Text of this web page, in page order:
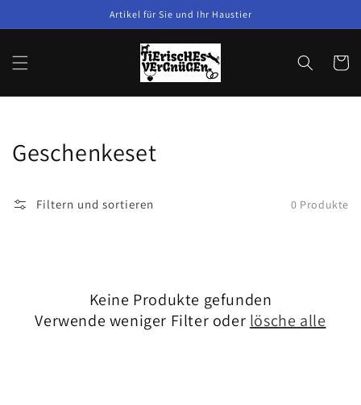
Inhalt
Artikel für Sie und Ihr Haustier
Kategorie:
Geschenkeset
Filtern und sortieren 0 Produkte
Keine Produkte gefunden
Verwende weniger Filter oder lösche alle